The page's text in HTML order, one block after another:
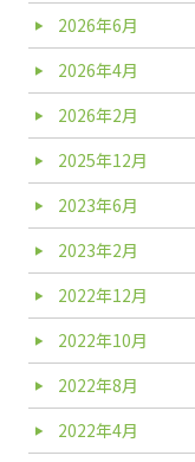
2026年6月
2026年4月
2026年2月
2025年12月
2023年6月
2023年2月
2022年12月
2022年10月
2022年8月
2022年4月